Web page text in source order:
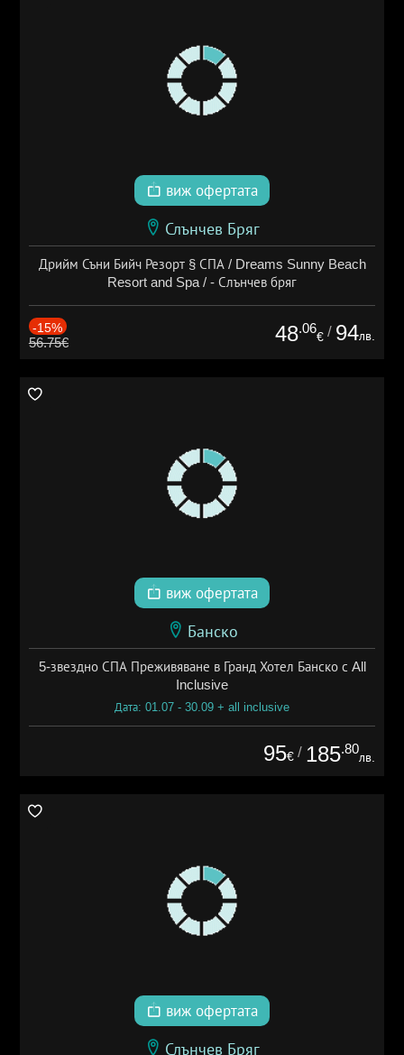
виж офертата
Слънчев Бряг
Дрийм Съни Бийч Резорт § СПА / Dreams Sunny Beach
Resort and Spa / - Слънчев бряг
-15%
56.75€ 48.06
€ / 94лв.
виж офертата
Банско
5-звездно СПА Преживяване в Гранд Хотел Банско с All
Inclusive
Дата: 01.07 - 30.09 + all inclusive
95€ / 185.80
лв.
виж офертата
Слънчев Бряг